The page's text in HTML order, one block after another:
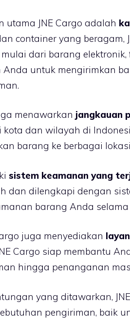
utama JNE Cargo adalah
container yang beragam,
dari barang
untuk mengirimkan
menawarkan jangkauan
dan wilayah di
barang ke berbagai
sistem keamanan yang
dan dilengkapi dengan
barang Anda
juga menyediakan
Cargo siap membantu
hingga penanganan
yang ditawarkan,
pengiriman, baik